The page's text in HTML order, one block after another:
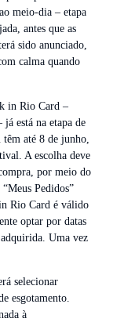
meio-dia – etapa
antes que as
sido anunciado,
calma quando
in Rio Card –
está na etapa de
até 8 de junho,
A escolha deve
por meio do
Pedidos”
Rio Card é válido
optar por datas
Uma vez
selecionar
esgotamento.
à